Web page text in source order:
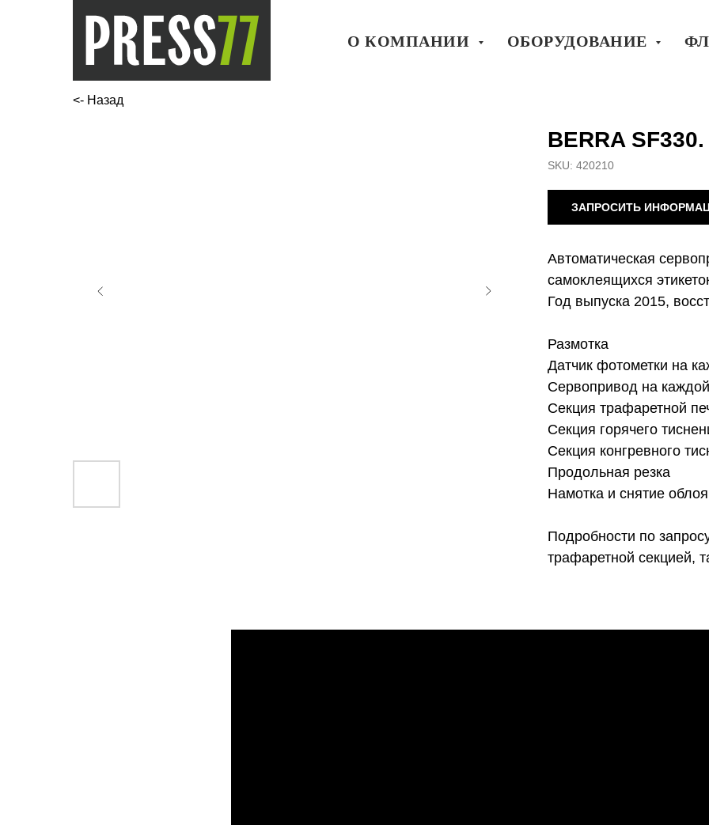
О КОМПАНИИ ОБОРУДОВАНИЕ
<- Назад
BERRA
SKU: 420210
ЗАПРОСИТЬ
Автоматическая
самоклеящихся
Год выпуска 2015,
Размотка
Датчик фотометки на
Сервопривод на
Секция трафаретной
Секция горячего
Секция конгревного
Продольная резка
Намотка и снятие
Подробности по
трафаретной секцией,